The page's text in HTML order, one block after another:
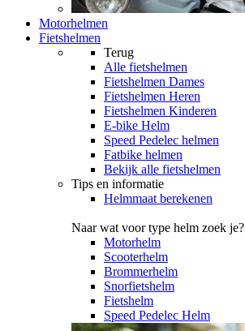
Motorhelmen
Fietshelmen
Terug
Alle fietshelmen
Fietshelmen Dames
Fietshelmen Heren
Fietshelmen Kinderen
E-bike Helm
Speed Pedelec helmen
Fatbike helmen
Bekijk alle fietshelmen
Tips en informatie
Helmmaat berekenen
Naar wat voor type helm zoek je?
Motorhelm
Scooterhelm
Brommerhelm
Snorfietshelm
Fietshelm
Speed Pedelec Helm